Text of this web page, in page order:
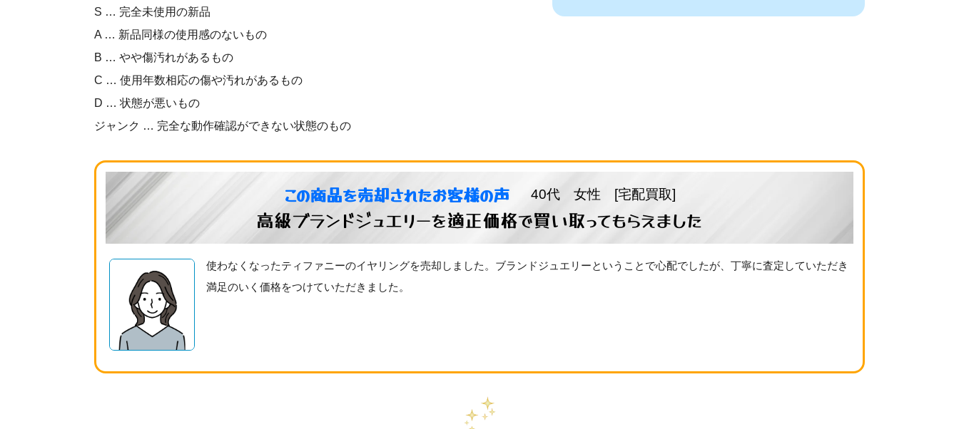
S … 完全未使用の新品
A … 新品同様の使用感のないもの
B … やや傷汚れがあるもの
C … 使用年数相応の傷や汚れがあるもの
D … 状態が悪いもの
ジャンク … 完全な動作確認ができない状態のもの
この商品を売却されたお客様の声 40代 女性 [宅配買取]
高級ブランドジュエリーを適正価格で買い取ってもらえました
使わなくなったティファニーのイヤリングを売却しました。ブランドジュエリーということで心配でしたが、丁寧に査定していただき
満足のいく価格をつけていただきました。